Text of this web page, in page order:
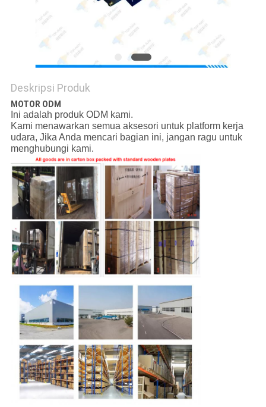
Deskripsi Produk
MOTOR ODM
Ini adalah produk ODM kami.
Kami menawarkan semua aksesori untuk platform kerja
udara, Jika Anda mencari bagian ini, jangan ragu untuk
menghubungi kami.